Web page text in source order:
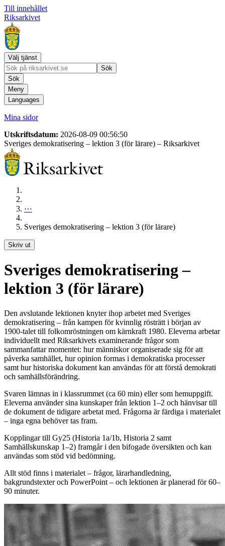
Till innehållet
Riksarkivet
Välj tjänst
Sök
Sök
Meny
Languages
Mina sidor
Utskriftsdatum: 2026-08-09 00:56:50
Sveriges demokratisering – lektion 3 (för lärare) – Riksarkivet
⋯
Sveriges demokratisering – lektion 3 (för lärare)
Skriv ut
Sveriges demokratisering –
lektion 3 (för lärare)
Den avslutande lektionen knyter ihop arbetet med Sveriges
demokratisering – från kampen för kvinnlig rösträtt i början av
1900-talet till folkomröstningen om kärnkraft 1980. Eleverna arbetar
individuellt med Riksarkivets examinerande frågor som
sammanfattar momentet: hur människor organiserade sig för att
påverka samhället, hur opinion formas i demokratiska processer
samt hur historiska dokument kan användas för att förstå demokrati
och samhällsförändring.
Svaren lämnas in i klassrummet (ca 60 min) eller som hemuppgift.
Eleverna använder sina kunskaper från lektion 1–2 och hänvisar till
de dokument de tidigare arbetat med. Frågorna är färdiga i materialet
– inga egna behöver tas fram.
Kopplingar till Gy25 (Historia 1a/1b, Historia 2 samt
Samhällskunskap 1–2) framgår i den bifogade översikten och kan
användas som stöd vid bedömning.
Allt stöd finns i materialet – frågor, lärarhandledning,
bakgrundstexter och PowerPoint – och lektionen är planerad för 60–
90 minuter.